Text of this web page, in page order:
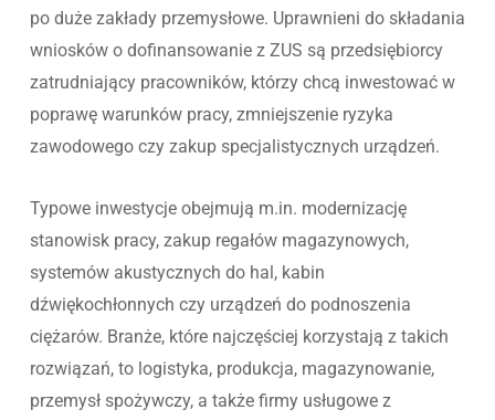
po duże zakłady przemysłowe. Uprawnieni do składania
wniosków o dofinansowanie z ZUS są przedsiębiorcy
zatrudniający pracowników, którzy chcą inwestować w
poprawę warunków pracy, zmniejszenie ryzyka
zawodowego czy zakup specjalistycznych urządzeń.
Typowe inwestycje obejmują m.in. modernizację
stanowisk pracy, zakup regałów magazynowych,
systemów akustycznych do hal, kabin
dźwiękochłonnych czy urządzeń do podnoszenia
ciężarów. Branże, które najczęściej korzystają z takich
rozwiązań, to logistyka, produkcja, magazynowanie,
przemysł spożywczy, a także firmy usługowe z